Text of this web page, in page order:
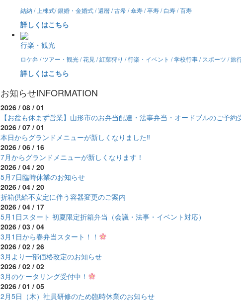
結納 / 上棟式/ 銀婚・金婚式 / 還暦 / 古希 / 傘寿 / 卒寿 / 白寿 / 百寿
詳しくはこちら
行楽・観光
ロケ弁 / ツアー・観光 / 花見 / 紅葉狩り / 行楽・イベント / 学校行事 / スポーツ / 旅
詳しくはこちら
お知らせINFORMATION
2026 / 08 / 01
【お盆も休まず営業】山形市のお弁当配達・法事弁当・オードブルのご予約
2026 / 07 / 01
本日からグランドメニューが新しくなりました‼
2026 / 06 / 16
7月からグランドメニューが新しくなります！
2026 / 04 / 20
5月7日臨時休業のお知らせ
2026 / 04 / 20
折箱供給不安定に伴う容器変更のご案内
2026 / 04 / 17
5月1日スタート 初夏限定折箱弁当（会議・法事・イベント対応）
2026 / 03 / 04
3月1日から春弁当スタート！！
2026 / 02 / 26
3月より一部価格改定のお知らせ
2026 / 02 / 02
3月のケータリング受付中！
2026 / 01 / 05
2月5日（木）社員研修のため臨時休業のお知らせ